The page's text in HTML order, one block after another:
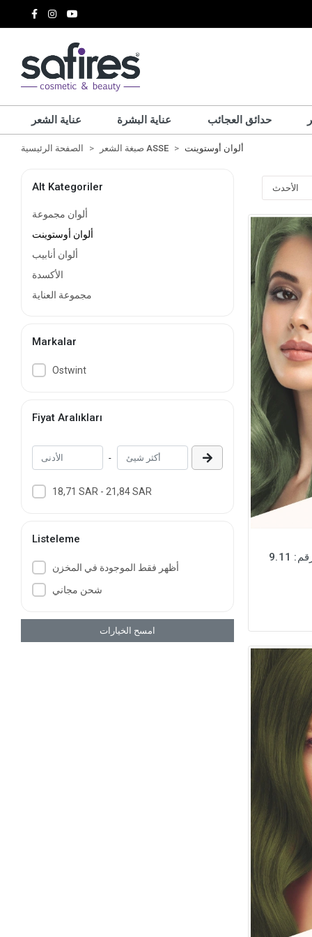
عناية الشعر عناية البشرة حدائق العجائب
الصفحة الرئيسية صبغة الشعر ASSE ألوان أوستوينت
Alt Kategoriler
ألوان مجموعة
ألوان أوستوينت
ألوان أنابيب
الأكسدة
مجموعة العناية
Markalar
Ostwint
Fiyat Aralıkları
-
18,71 SAR - 21,84 SAR
Listeleme
أظهر فقط الموجودة في المخزن
شحن مجاني
امسح الخيارات